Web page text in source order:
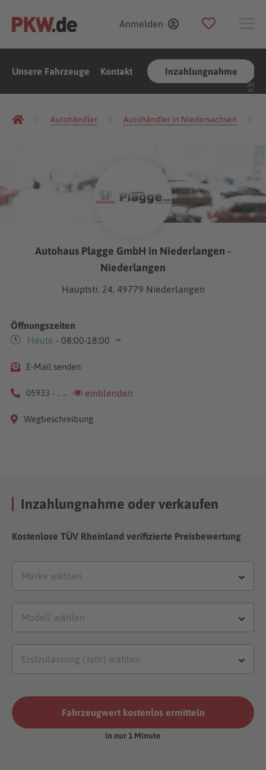
Anmelden
Unsere Fahrzeuge Kontakt Inzahlungnahme
Autohändler Autohändler in Niedersachsen
Autohaus Plagge GmbH in Niederlangen -
Niederlangen
Hauptstr. 24, 49779 Niederlangen
Öffnungszeiten
Heute - 08:00-18:00
Sa
09:00-13:00
E-Mail senden
05933 - . ... einblenden
Wegbeschreibung
Inzahlungnahme oder verkaufen
Kostenlose TÜV Rheinland verifizierte Preisbewertung
Fahrzeugwert kostenlos ermitteln
in nur 1 Minute